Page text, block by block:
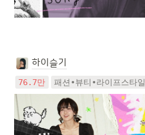
하이슬기
76.7만 패션•뷰티•라이프스타일